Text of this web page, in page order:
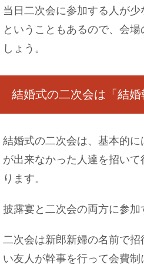
当日二次会に参加する人が
ということもあるので、会
しょう。
結婚式の二次会は「結婚
結婚式の二次会は、基本的に
が出来なかった人達を招い
ります。
披露宴と二次会の両方に参加
二次会は新郎新婦の名前で
い友人が幹事を行って会費